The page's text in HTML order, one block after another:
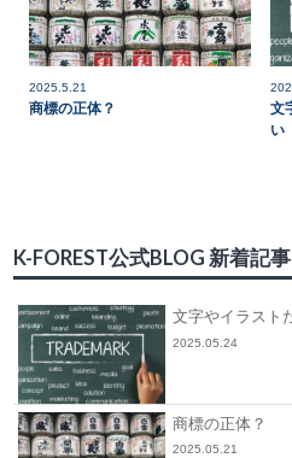
2025.5.21
商標の正体？
文
い
K-FOREST公式BLOG 新着記事
文字やイラスト
2025.05.24
商標の正体？
2025.05.21